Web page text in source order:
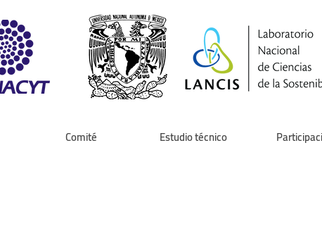
Comité Estudio técnico